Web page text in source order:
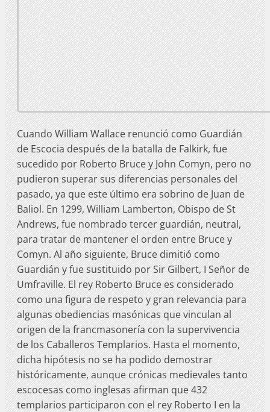
Cuando William Wallace renunció como Guardián
de Escocia después de la batalla de Falkirk, fue
sucedido por Roberto Bruce y John Comyn, pero no
pudieron superar sus diferencias personales del
pasado, ya que este último era sobrino de Juan de
Baliol. En 1299, William Lamberton, Obispo de St
Andrews, fue nombrado tercer guardián, neutral,
para tratar de mantener el orden entre Bruce y
Comyn. Al año siguiente, Bruce dimitió como
Guardián y fue sustituido por Sir Gilbert, I Señor de
Umfraville. El rey Roberto Bruce es considerado
como una figura de respeto y gran relevancia para
algunas obediencias masónicas que vinculan al
origen de la francmasonería con la supervivencia
de los Caballeros Templarios. Hasta el momento,
dicha hipótesis no se ha podido demostrar
históricamente, aunque crónicas medievales tanto
escocesas como inglesas afirman que 432
templarios participaron con el rey Roberto I en la